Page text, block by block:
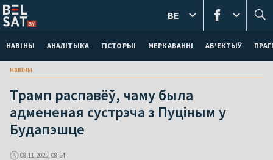
НАВІНЫ АНАЛІТЫКА ГІСТОРЫІ МЕРКАВАННI АБ'ЕКТЫЎ
BE
навіны
Трамп распавёў, чаму была
адмененая сустрэча з Пуціным у
Будапэшце
08.11.2025, 08:54